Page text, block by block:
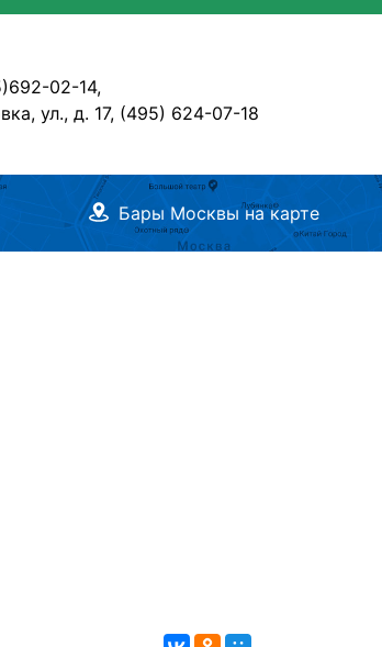
02-14,
ул., д. 17, (495) 624-07-18
Бары Москвы на карте